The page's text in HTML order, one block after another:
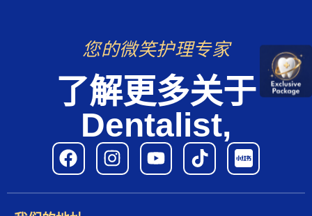
您的微笑护理专家
了解更多关于
Dentalist,